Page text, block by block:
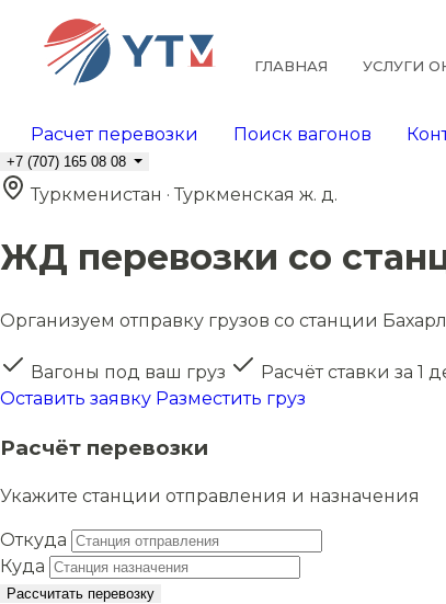
ГЛАВНАЯ УСЛУГИ
Расчет перевозки Поиск вагонов
+7 (707) 165 08 08
Туркменистан · Туркменская ж. д.
ЖД перевозки со
Организуем отправку грузов со станции
Вагоны под ваш груз Расчёт ставки за 1
Оставить заявку Разместить груз
Расчёт перевозки
Укажите станции отправления и назначения
Откуда
Куда
Рассчитать перевозку